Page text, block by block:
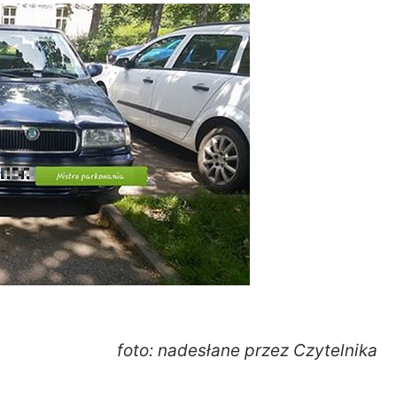
foto: nadesłane przez Czytelnika